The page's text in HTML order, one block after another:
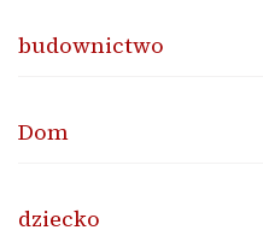
budownictwo
Dom
dziecko